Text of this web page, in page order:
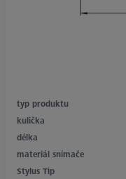
typ produktu
kulička
délka
materiál snímače
Stylus Tip